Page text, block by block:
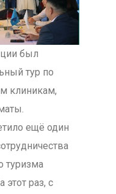
был
тур по
клиникам,
ещё один
туризма
этот раз, с